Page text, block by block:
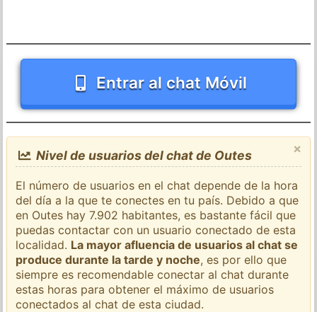
Entrar al chat Móvil
×
Nivel de usuarios del chat de Outes
El número de usuarios en el chat depende de la hora
del día a la que te conectes en tu país. Debido a que
en Outes hay 7.902 habitantes, es bastante fácil que
puedas contactar con un usuario conectado de esta
localidad. La mayor afluencia de usuarios al chat se
produce durante la tarde y noche, es por ello que
siempre es recomendable conectar al chat durante
estas horas para obtener el máximo de usuarios
conectados al chat de esta ciudad.